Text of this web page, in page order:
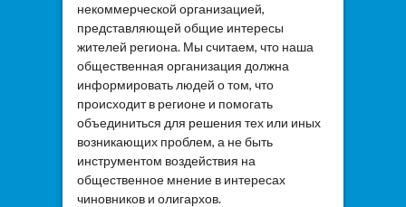
некоммерческой организацией,
представляющей общие интересы
жителей региона. Мы считаем, что наша
общественная организация должна
информировать людей о том, что
происходит в регионе и помогать
объединиться для решения тех или иных
возникающих проблем, а не быть
инструментом воздействия на
общественное мнение в интересах
чиновников и олигархов.